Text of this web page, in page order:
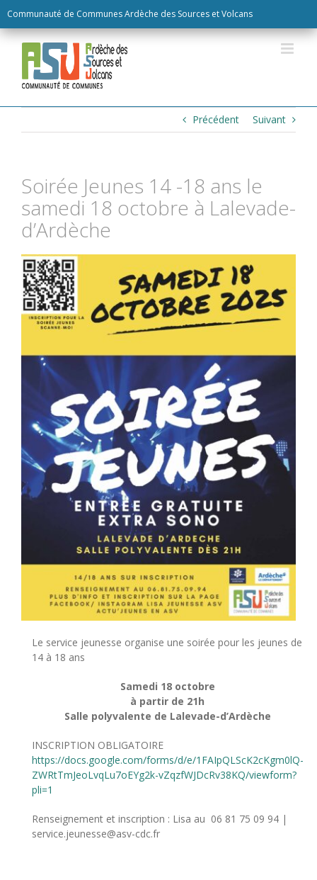
Communauté de Communes Ardèche des Sources et Volcans
to
content
Précédent Suivant
Soirée Jeunes 14 -18 ans le
samedi 18 octobre à Lalevade-
d’Ardèche
Le service jeunesse organise une soirée pour les jeunes de
14 à 18 ans
Samedi 18 octobre
à partir de 21h
Salle polyvalente de Lalevade-d’Ardèche
INSCRIPTION OBLIGATOIRE
https://docs.google.com/forms/d/e/1FAIpQLScK2cKgm0lQ-
ZWRtTmJeoLvqLu7oEYg2k-vZqzfWJDcRv38KQ/viewform?
pli=1
Renseignement et inscription : Lisa au 06 81 75 09 94 |
service.jeunesse@asv-cdc.fr